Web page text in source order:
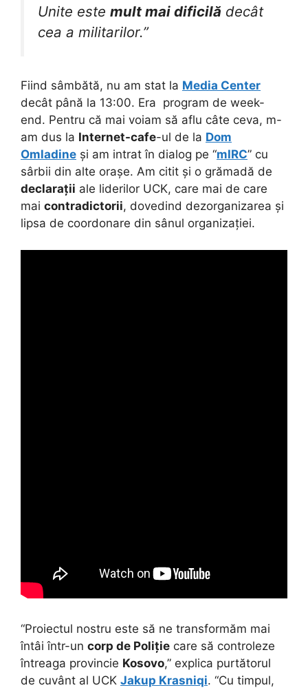
Unite este mult mai dificilă decât
cea a militarilor.”
Fiind sâmbătă, nu am stat la Media Center
decât până la 13:00. Era program de week-
end. Pentru că mai voiam să aflu câte ceva, m-
am dus la Internet-cafe-ul de la Dom
Omladine și am intrat în dialog pe “mIRC” cu
sârbii din alte orașe. Am citit și o grămadă de
declarații ale liderilor UCK, care mai de care
mai contradictorii, dovedind dezorganizarea și
lipsa de coordonare din sânul organizației.
“Proiectul nostru este să ne transformăm mai
întâi într-un corp de Poliție care să controleze
întreaga provincie Kosovo,” explica purtătorul
de cuvânt al UCK Jakup Krasniqi. “Cu timpul,